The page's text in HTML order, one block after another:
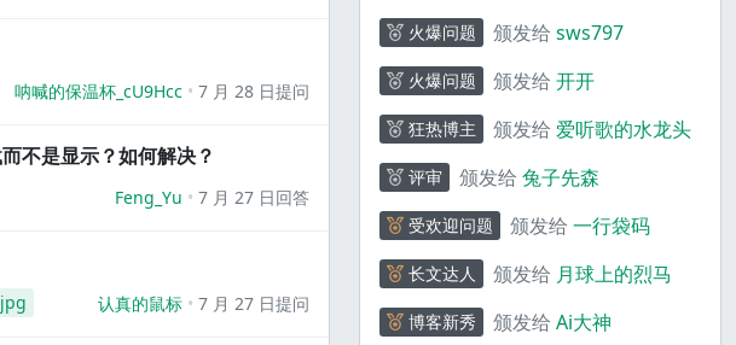
呐喊的保温杯_cU9Hcc 7 月 28 日提问
不是显示？如何解决？
Feng_Yu 7 月 27 日回答
jpg 认真的鼠标 7 月 27 日提问
火爆问题 颁发给 sws797
火爆问题 颁发给 开开
狂热博主 颁发给 爱听歌的水龙头
评审 颁发给 兔子先森
受欢迎问题 颁发给 一行袋码
长文达人 颁发给 月球上的烈马
博客新秀 颁发给 Ai大神